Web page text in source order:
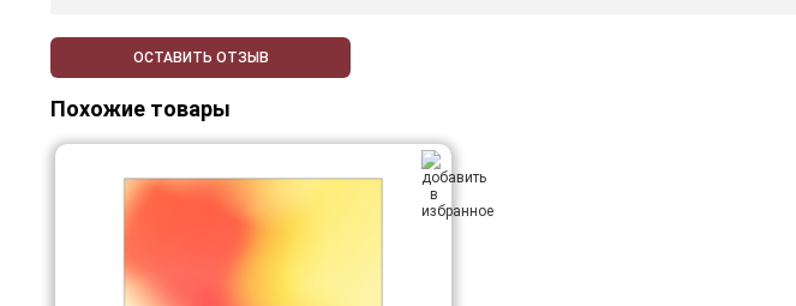
ОСТАВИТЬ ОТЗЫВ
Похожие товары